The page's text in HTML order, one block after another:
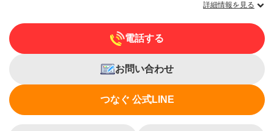
詳細情報を見る
電話する
お問い合わせ
つなぐ 公式LINE